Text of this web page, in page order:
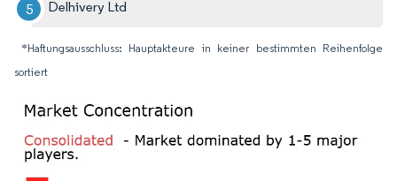
Delhivery Ltd
*Haftungsausschluss: Hauptakteure in keiner bestimmten Reihenfolge
sortiert